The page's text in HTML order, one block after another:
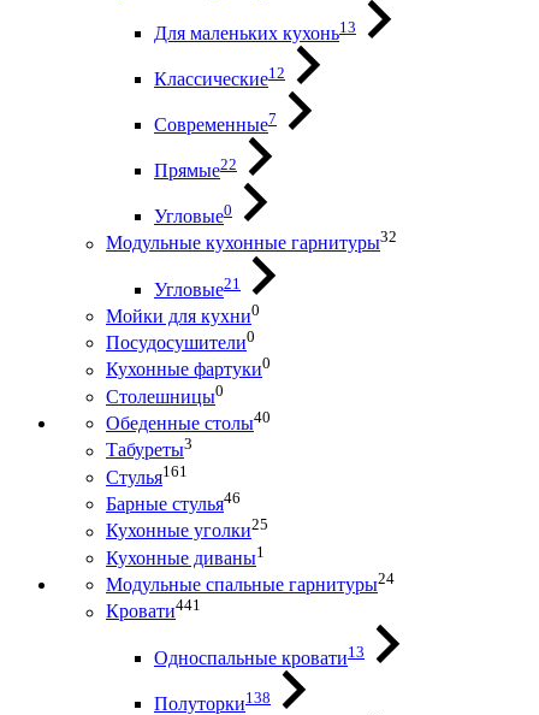
Для маленьких кухонь13
Классические12
Современные7
Прямые22
Угловые0
Модульные кухонные гарнитуры32
Угловые21
Мойки для кухни0
Посудосушители0
Кухонные фартуки0
Столешницы0
Обеденные столы40
Табуреты3
Стулья161
Барные стулья46
Кухонные уголки25
Кухонные диваны1
Модульные спальные гарнитуры24
Кровати441
Односпальные кровати13
Полуторки138